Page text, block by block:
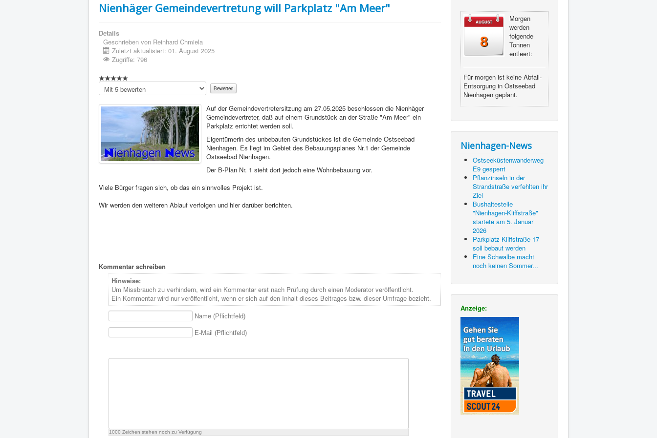
Nienhäger Gemeindevertretung will Parkplatz "Am Meer"
Details
Geschrieben von Reinhard Chmiela
Zuletzt aktualisiert: 01. August 2025
Zugriffe: 796
Bitte
bewerten
Auf der Gemeindevertretersitzung am 27.05.2025 beschlossen die Nienhäger
Gemeindevertreter, daß auf einem Grundstück an der Straße "Am Meer" ein
Parkplatz errichtet werden soll.
Eigentümerin des unbebauten Grundstückes ist die Gemeinde Ostseebad
Nienhagen. Es liegt im Gebiet des Bebauungsplanes Nr.1 der Gemeinde
Ostseebad Nienhagen.
Der B-Plan Nr. 1 sieht dort jedoch eine Wohnbebauung vor.
Viele Bürger fragen sich, ob das ein sinnvolles Projekt ist.
Wir werden den weiteren Ablauf verfolgen und hier darüber berichten.
Kommentar schreiben
Hinweise:
Um Missbrauch zu verhindern, wird ein Kommentar erst nach Prüfung durch einen Moderator veröffentlicht.
Ein Kommentar wird nur veröffentlicht, wenn er sich auf den Inhalt dieses Beitrages bzw. dieser Umfrage bezieht.
Name (Pflichtfeld)
E-Mail (Pflichtfeld)
1000 Zeichen stehen noch zu Verfügung
AUGUST
8
Morgen
werden
folgende
Tonnen
entleert:
Für morgen ist keine Abfall-
Entsorgung in Ostseebad
Nienhagen geplant.
Nienhagen-News
Ostseeküstenwanderweg
E9 gesperrt
Pflanzinseln in der
Strandstraße verfehlten ihr
Ziel
Bushaltestelle
"Nienhagen-Kliffstraße"
startete am 5. Januar
2026
Parkplatz Kliffstraße 17
soll bebaut werden
Eine Schwalbe macht
noch keinen Sommer...
Anzeige: